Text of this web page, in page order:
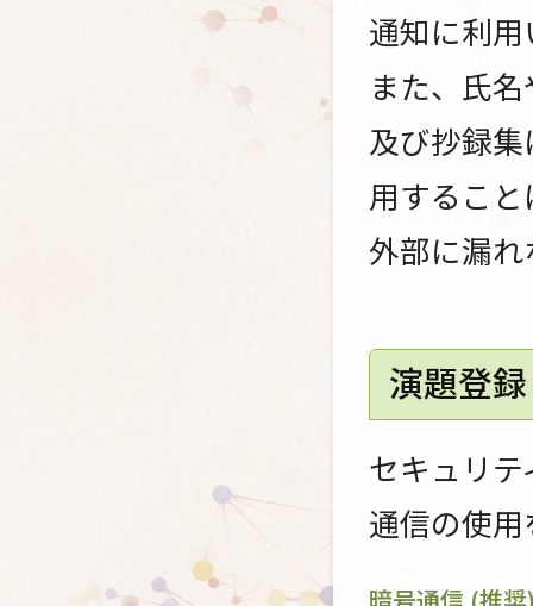
通知に利
また、氏
及び抄録
用するこ
外部に漏
演題登録
セキュリ
通信の使